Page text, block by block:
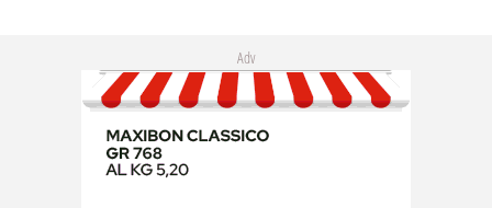
Adv